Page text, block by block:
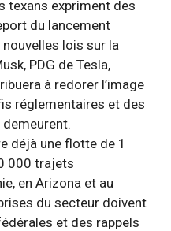
texans expriment des
du lancement
nouvelles lois sur la
PDG de Tesla,
à redorer l’image
réglementaires et des
déjà une flotte de 1
000 trajets
en Arizona et au
du secteur doivent
et des rappels